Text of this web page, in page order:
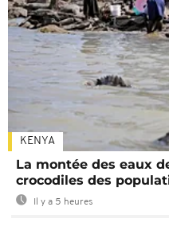
KENYA
La montée des eaux
crocodiles des
Il y a 5 heures